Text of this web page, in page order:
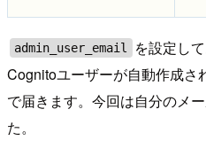
admin_user_email
を設定し
Cognitoユーザーが自動作成さ
で届きます。今回は自分のメ
た。